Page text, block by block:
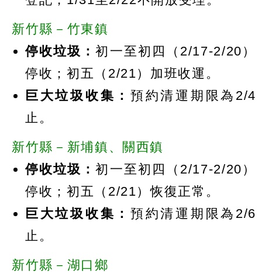
新竹縣－竹東鎮
停收垃圾：初一至初四（2/17-2/20）
停收；初五（2/21）加班收運。
巨大垃圾收集：預約清運期限為2/4
止。
新竹縣－新埔鎮、關西鎮
停收垃圾：初一至初四（2/17-2/20）
停收；初五（2/21）恢復正常。
巨大垃圾收集：預約清運期限為2/6
止。
新竹縣－湖口鄉